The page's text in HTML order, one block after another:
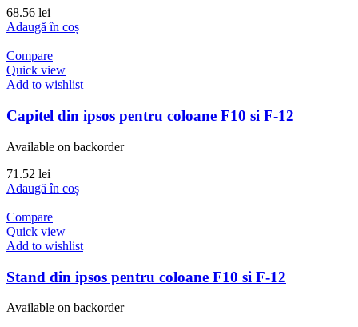
68.56 lei
Adaugă în coș
Compare
Quick view
Add to wishlist
Capitel din ipsos pentru coloane F10 si F-12
Available on backorder
71.52 lei
Adaugă în coș
Compare
Quick view
Add to wishlist
Stand din ipsos pentru coloane F10 si F-12
Available on backorder